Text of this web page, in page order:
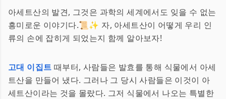
아세트산의 발견, 그것은 과학의 세계에서도 잊을 수 없는
흥미로운 이야기다.📜✨ 자, 아세트산이 어떻게 우리 인
류의 손에 잡히게 되었는지 함께 알아보자!
고대 이집트 때부터, 사람들은 발효를 통해 식물에서 아세
트산을 만들어 냈다. 그러나 그 당시 사람들은 이것이 아
세트산이라는 것을 몰랐다. 그저 식물에서 나오는 특별한